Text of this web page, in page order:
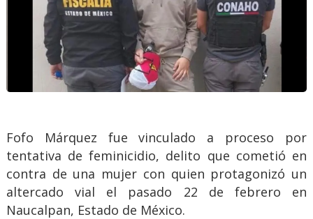
Fofo Márquez fue vinculado a proceso por
tentativa de feminicidio, delito que cometió en
contra de una mujer con quien protagonizó un
altercado vial el pasado 22 de febrero en
Naucalpan, Estado de México.